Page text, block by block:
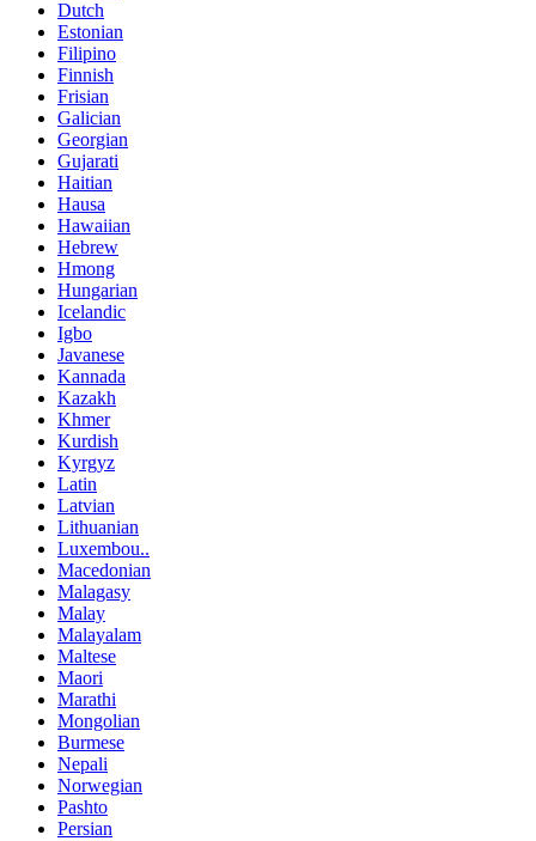
Dutch
Estonian
Filipino
Finnish
Frisian
Galician
Georgian
Gujarati
Haitian
Hausa
Hawaiian
Hebrew
Hmong
Hungarian
Icelandic
Igbo
Javanese
Kannada
Kazakh
Khmer
Kurdish
Kyrgyz
Latin
Latvian
Lithuanian
Luxembou..
Macedonian
Malagasy
Malay
Malayalam
Maltese
Maori
Marathi
Mongolian
Burmese
Nepali
Norwegian
Pashto
Persian